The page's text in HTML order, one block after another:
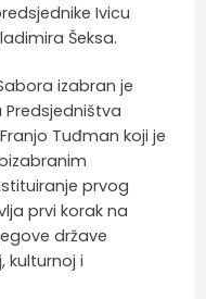
Ivicu
Šeksa.
izabran je
Predsjedništva
Tuđman koji je
prvog
prvi korak na
države
kulturnoj i